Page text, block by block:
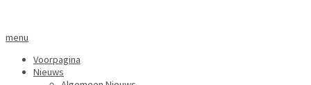
menu
Voorpagina
Nieuws